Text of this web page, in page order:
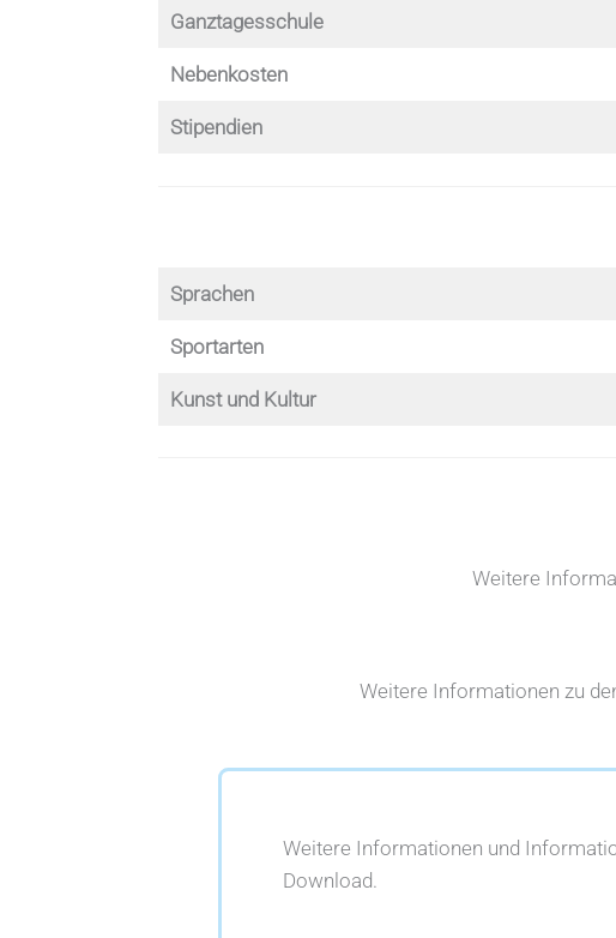
Ganztagesschule
Nebenkosten
Stipendien
Sprachen
Sportarten
Kunst und Kultur
Weitere
Weitere Informationen zu
Weitere Informationen und
Download.